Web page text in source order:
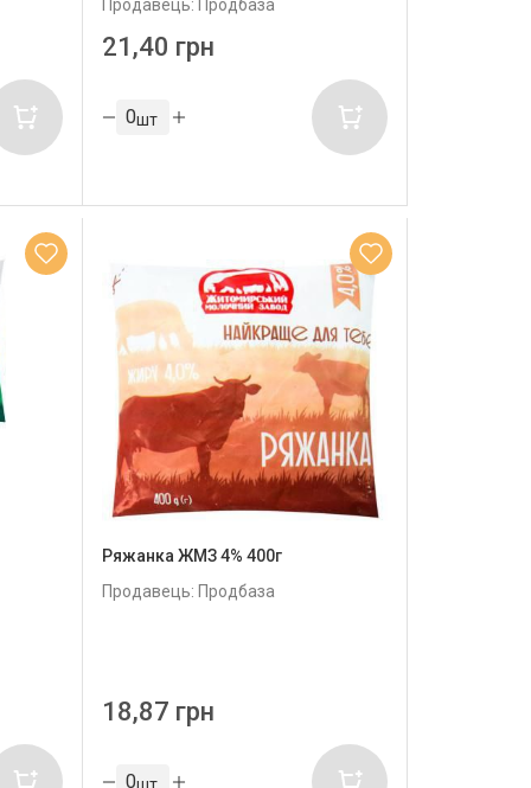
Продавець: Продбаза
21,40 грн
шт
Ряжанка ЖМЗ 4% 400г
Продавець: Продбаза
18,87 грн
шт